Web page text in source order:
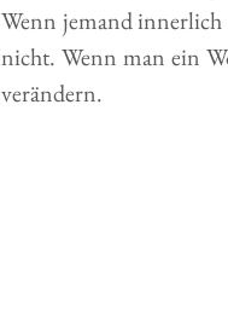
Wenn jemand
nicht. Wenn man ein
verändern.